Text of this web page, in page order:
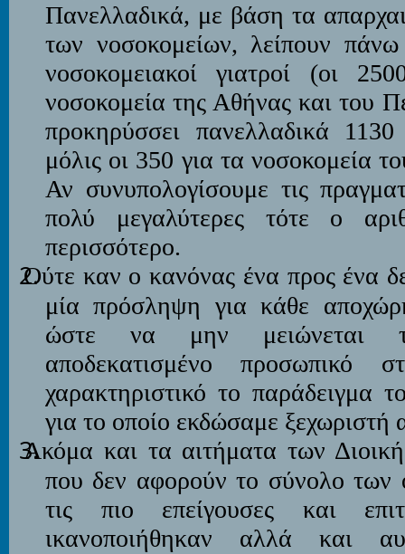
Πανελλαδικά, με βάση τα
των νοσοκομείων, λείπουν πάνω
νοσοκομειακοί γιατροί (οι
νοσοκομεία της Αθήνας και του
προκηρύσσει πανελλαδικά
μόλις οι 350 για τα νοσοκομεία
Αν συνυπολογίσουμε τις
πολύ μεγαλύτερες τότε ο
περισσότερο.
Ούτε καν ο κανόνας ένα προς ένα
μία πρόσληψη για κάθε
ώστε να μην μειώνεται
αποδεκατισμένο προσωπικό
χαρακτηριστικό το παράδειγμα
για το οποίο εκδώσαμε ξεχωριστή
Ακόμα και τα αιτήματα των
που δεν αφορούν το σύνολο των
τις πιο επείγουσες και
ικανοποιήθηκαν αλλά και